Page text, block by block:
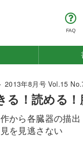
FAQ
2013年8月号 Vol.15
る！読める
から各臓器の描
を見逃さない